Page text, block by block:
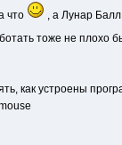
что
, а Лунар
тоже не плохо
как устроены